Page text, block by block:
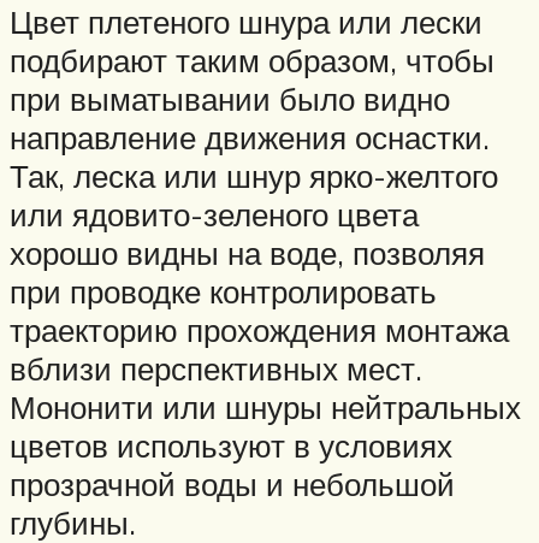
Цвет плетеного шнура или лески
подбирают таким образом, чтобы
при выматывании было видно
направление движения оснастки.
Так, леска или шнур ярко-желтого
или ядовито-зеленого цвета
хорошо видны на воде, позволяя
при проводке контролировать
траекторию прохождения монтажа
вблизи перспективных мест.
Мононити или шнуры нейтральных
цветов используют в условиях
прозрачной воды и небольшой
глубины.